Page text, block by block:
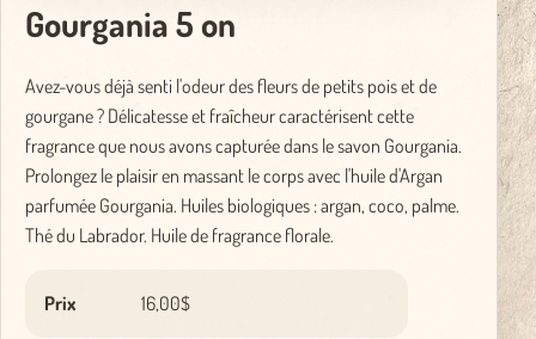
Gourgania 5 on
Avez-vous déjà senti l'odeur des fleurs de petits pois et de
gourgane ? Délicatesse et fraîcheur caractérisent cette
fragrance que nous avons capturée dans le savon Gourgania.
Prolongez le plaisir en massant le corps avec l'huile d'Argan
parfumée Gourgania. Huiles biologiques : argan, coco, palme.
Thé du Labrador. Huile de fragrance florale.
Prix 16,00$